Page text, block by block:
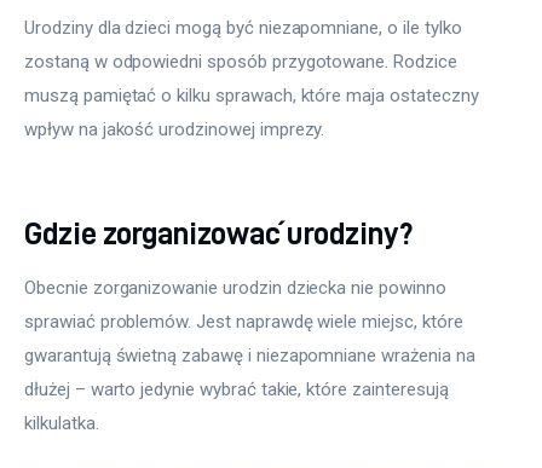
Więcej
Urodziny dla dzieci mogą być niezapomniane, o ile tylko
zostaną w odpowiedni sposób przygotowane. Rodzice
muszą pamiętać o kilku sprawach, które maja ostateczny
wpływ na jakość urodzinowej imprezy.
Gdzie zorganizować urodziny?
Obecnie zorganizowanie urodzin dziecka nie powinno
sprawiać problemów. Jest naprawdę wiele miejsc, które
gwarantują świetną zabawę i niezapomniane wrażenia na
dłużej – warto jedynie wybrać takie, które zainteresują
kilkulatka.